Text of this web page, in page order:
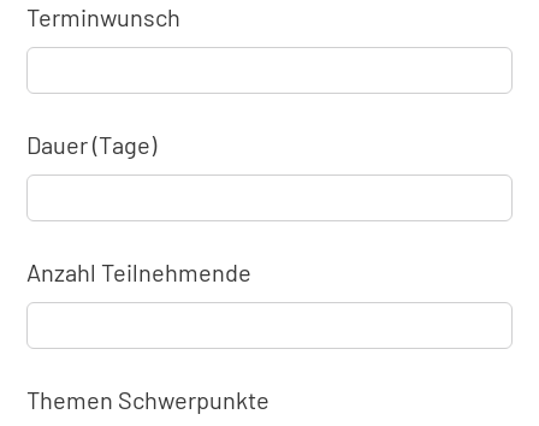
Terminwunsch
Dauer (Tage)
Anzahl Teilnehmende
Themen Schwerpunkte